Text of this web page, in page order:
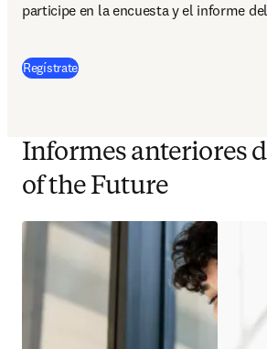
participe en la encuesta y el informe
Regístrate
Informes anteriores
of the Future